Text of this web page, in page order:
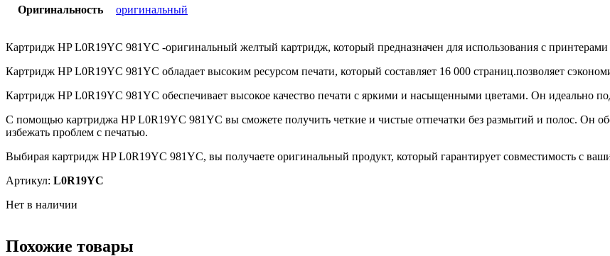
Оригинальность оригинальный
Картридж HP L0R19YC 981YC -оригинальный желтый картридж, который предназначен для использования с принтерами
Картридж HP L0R19YC 981YC обладает высоким ресурсом печати, который составляет 16 000 страниц.позволяет
Картридж HP L0R19YC 981YC обеспечивает высокое качество печати с яркими и насыщенными цветами. Он идеально
С помощью картриджа HP L0R19YC 981YC вы сможете получить четкие и чистые отпечатки без размытий и полос. Он
избежать проблем с печатью.
Выбирая картридж HP L0R19YC 981YC, вы получаете оригинальный продукт, который гарантирует совместимость с
Артикул: L0R19YC
Нет в наличии
Похожие товары